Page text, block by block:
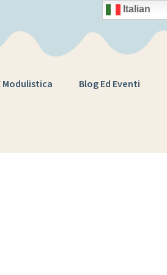
Modulistica Blog Ed Eventi
Italian